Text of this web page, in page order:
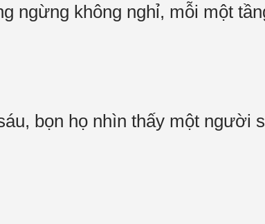
ngừng không nghỉ, mỗi một
bọn họ nhìn thấy một người